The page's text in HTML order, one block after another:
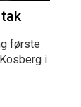
første
i